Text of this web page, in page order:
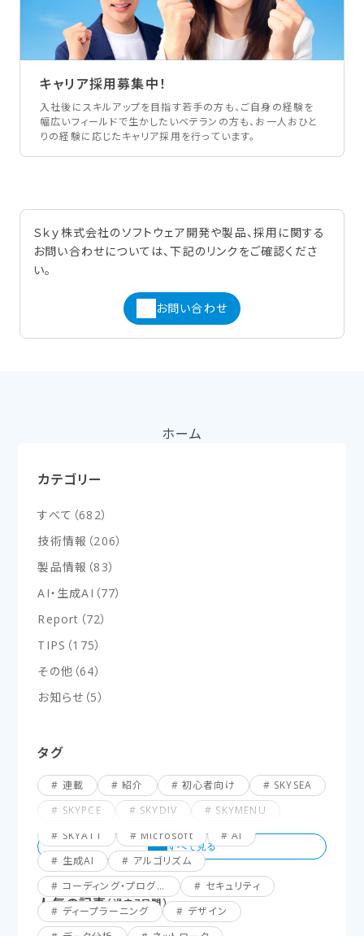
キャリア採用募集中！
入社後にスキルアップを目指す若手の方も、ご自身の経験を
幅広いフィールドで生かしたいベテランの方も、お一人おひと
りの経験に応じたキャリア採用を行っています。
Ｓｋｙ株式会社のソフトウェア開発や製品、採用に関する
お問い合わせについては、下記のリンクをご確認くださ
い。
お問い合わせ
ホーム
カテゴリー
すべて （682）
技術情報 （206）
製品情報 （83）
AI・生成AI （77）
Report （72）
TIPS （175）
その他 （64）
お知らせ （5）
タグ
連載 紹介 初心者向け
SKYSEA
SKYPCE
SKYDIV
SKYMENU
SKYATT
Microsoft
AI
生成AI
アルゴリズム
コーディング・プログラミング
セキュリティ
ディープラーニング
デザイン
人気の記事（過去7日間）